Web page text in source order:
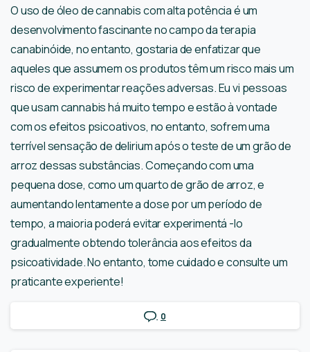
O uso de óleo de cannabis com alta potência é um
desenvolvimento fascinante no campo da terapia
canabinóide, no entanto, gostaria de enfatizar que
aqueles que assumem os produtos têm um risco mais um
risco de experimentar reações adversas. Eu vi pessoas
que usam cannabis há muito tempo e estão à vontade
com os efeitos psicoativos, no entanto, sofrem uma
terrível sensação de delirium após o teste de um grão de
arroz dessas substâncias. Começando com uma
pequena dose, como um quarto de grão de arroz, e
aumentando lentamente a dose por um período de
tempo, a maioria poderá evitar experimentá -lo
gradualmente obtendo tolerância aos efeitos da
psicoatividade. No entanto, tome cuidado e consulte um
praticante experiente!
0